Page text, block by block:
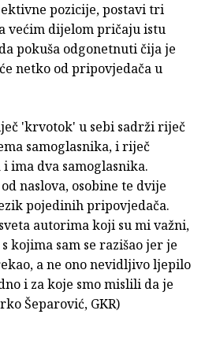
pozicije, postavi tri
većim dijelom pričaju istu
pokuša odgonetnuti čija je
netko od pripovjedača u
'krvotok' u sebi sadrži riječ
samoglasnika, i riječ
ima dva samoglasnika.
naslova, osobine te dvije
pojedinih pripovjedača.
autorima koji su mi važni,
kojima sam se razišao jer je
a ne ono nevidljivo ljepilo
i za koje smo mislili da je
Šeparović, GKR)